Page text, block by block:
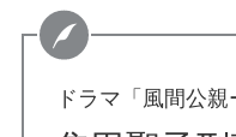
ドラマ「風間公